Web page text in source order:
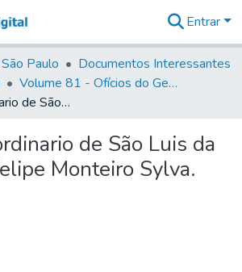
&
Coleções
Tudo na
Biblioteca
Estatísticas
Entrar
Paulo
Documentos Interessantes
Volume 81 - Ofícios do General Martim Lopes de Saldanha (Governador da Capitania)
Para o Juiz ordinario de São Luis da Paraitinga Felipe Monteiro Sylva.
de São Luis da
Monteiro Sylva.